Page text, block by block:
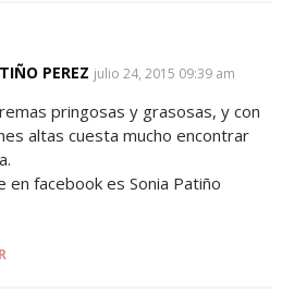
PEREZ SAYS:
julio 24, 2015 09:39 am
pringosas y grasosas, y con
altas cuesta mucho encontrar
en facebook es Sonia Patiño